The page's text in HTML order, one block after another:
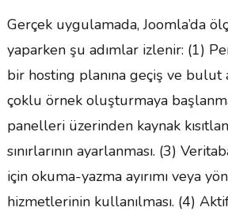
Gerçek uygulamada, Joomla’da
yaparken şu adımlar izlenir: (1)
bir hosting planına geçiş ve bulut
çoklu örnek oluşturmaya
panelleri üzerinden kaynak
sınırlarının ayarlanması. (3)
için okuma-yazma ayırımı veya
hizmetlerinin kullanılması. (4)